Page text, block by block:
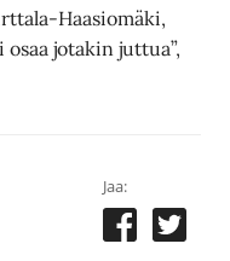
Haasiomäki,
osaa jotakin juttua”,
Jaa: